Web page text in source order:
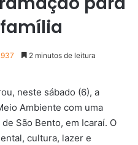
2 minutos de leitura
neste sábado (6), a
Ambiente com uma
São Bento, em Icaraí. O
cultura, lazer e